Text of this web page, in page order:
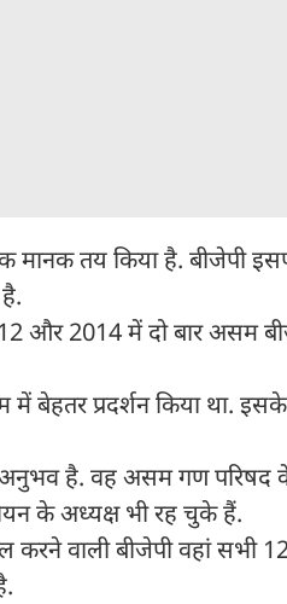
मानक तय किया है. बीजेपी
और 2014 में दो बार असम
प्रदर्शन किया था.
अनुभव है. वह असम गण
के अध्यक्ष भी रह चुके हैं.
करने वाली बीजेपी वहां सभी